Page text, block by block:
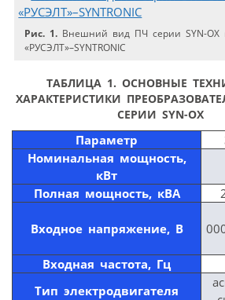
Рис. 1. Внешний вид ПЧ серии SYN-OX
«РУСЭЛТ»–SYNTRONIC
ТАБЛИЦА 1. ОСНОВНЫЕ
ХАРАКТЕРИСТИКИ
СЕРИИ SYN-OX
Параметр
Номинальная мощность,
кВт
Полная мощность, кВА
Входное напряжение, В
Входная частота, Гц
Тип электродвигателя